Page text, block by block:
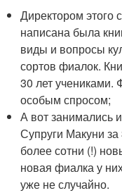
Директором этого
написана была
виды и вопросы
сортов фиалок.
30 лет учениками.
особым спросом;
А вот занимались
Супруги Макуни за
более сотни (!)
новая фиалка у
уже не случайно.